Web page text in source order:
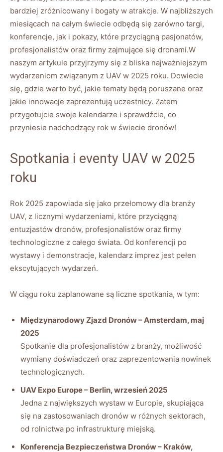
bardziej zróżnicowany i bogaty w atrakcje. W​ najbliższych
miesiącach na całym świecie odbędą się zarówno targi,
konferencje, jak i pokazy, które ‌przyciągną pasjonatów,
profesjonalistów oraz firmy zajmujące ‌się dronami.W
naszym artykule przyjrzymy się ⁣z bliska najważniejszym
wydarzeniom związanym ‍z UAV w 2025⁢ roku. Dowiecie‌
się, gdzie warto być,⁣ jakie tematy ‌będą poruszane oraz ​
jakie‍ innowacje zaprezentują uczestnicy. Zatem
przygotujcie swoje‍ kalendarze ⁢i sprawdźcie,​ co
‌przyniesie nadchodzący rok w świecie‌ dronów!
Spotkania i eventy​ UAV w 2025⁢
roku
Rok 2025‌ zapowiada się ⁤jako przełomowy dla branży
‌UAV, ⁢z‌ licznymi wydarzeniami, które⁣ przyciągną
entuzjastów ​dronów, profesjonalistów oraz ⁤firmy‌
technologiczne z całego świata. Od‍ konferencji po
⁣wystawy⁤ i‌ demonstracje, kalendarz‍ imprez‌ jest‍ pełen
ekscytujących wydarzeń.
W ​ciągu roku zaplanowane są liczne ⁤spotkania, w⁤ tym:
Międzynarodowy Zjazd Dronów – Amsterdam, maj
2025
Spotkanie ​dla ⁢profesjonalistów z ⁢branży, możliwość
wymiany doświadczeń oraz⁢ zaprezentowania nowinek
technologicznych.
UAV Expo Europe –⁤ Berlin, wrzesień 2025
Jedna z największych wystaw w Europie, skupiająca ​
się na⁢ zastosowaniach​ dronów w różnych sektorach,
od rolnictwa ​po infrastrukturę miejską.
Konferencja Bezpieczeństwa Dronów – Kraków,